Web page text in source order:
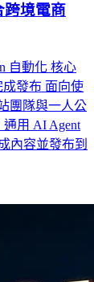
跨境電商
自動化 核心
成發布 面向使
團隊與一人公
用 AI Agent
內容並發布到